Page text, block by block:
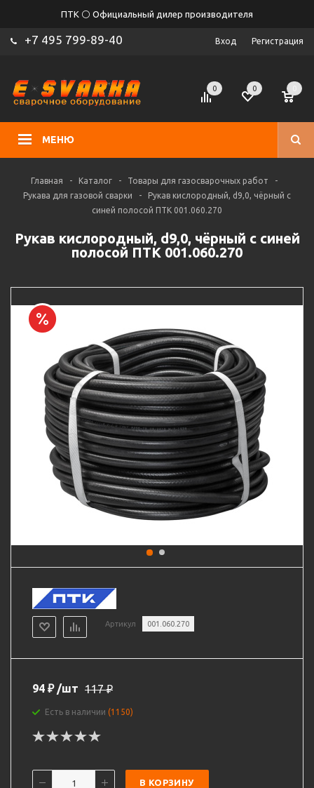
ПТК ⚪ Официальный дилер производителя
+7 495 799-89-40 Вход Регистрация
МЕНЮ
0 0
Главная - Каталог - Товары для газосварочных работ
-
Рукава для газовой сварки
-
Рукав кислородный, d9,0, чёрный с
синей полосой ПТК 001.060.270
Рукав кислородный, d9,0, чёрный с синей
полосой ПТК 001.060.270
Артикул 001.060.270
94 ₽ /шт 117₽
Есть в наличии (1150)
В КОРЗИНУ